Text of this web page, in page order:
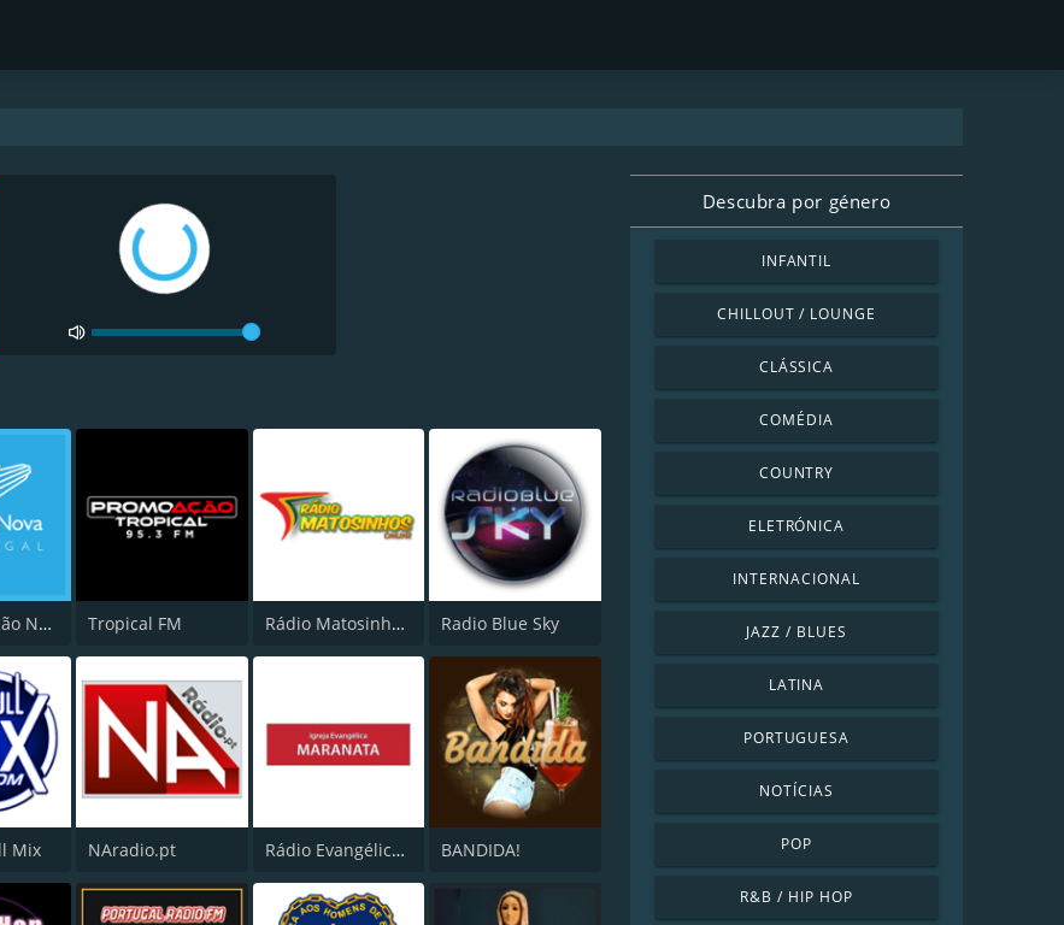
Rádio Canção Nova Tropical FM Rádio Matosinhos Online Radio Blue Sky
Mix NAradio.pt Rádio Evangélica Maranata BANDIDA!
Descubra por género
INFANTIL
CHILLOUT / LOUNGE
CLÁSSICA
COMÉDIA
COUNTRY
ELETRÓNICA
INTERNACIONAL
JAZZ / BLUES
LATINA
PORTUGUESA
NOTÍCIAS
POP
R&B / HIP HOP